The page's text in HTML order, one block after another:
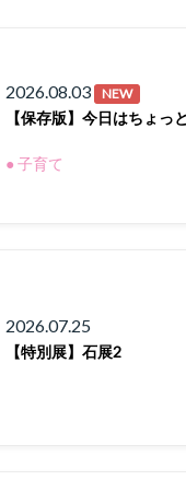
2026.08.03 NEW
【保存版】今日はちょ
● 子育て
2026.07.25
【特別展】石展2